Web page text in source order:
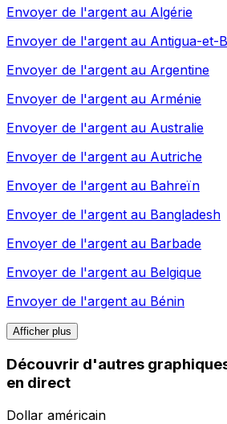
Envoyer de l'argent au Algérie
Envoyer de l'argent au Antigua-et-
Envoyer de l'argent au Argentine
Envoyer de l'argent au Arménie
Envoyer de l'argent au Australie
Envoyer de l'argent au Autriche
Envoyer de l'argent au Bahreïn
Envoyer de l'argent au Bangladesh
Envoyer de l'argent au Barbade
Envoyer de l'argent au Belgique
Envoyer de l'argent au Bénin
Afficher plus
Découvrir d'autres
en direct
Dollar américain